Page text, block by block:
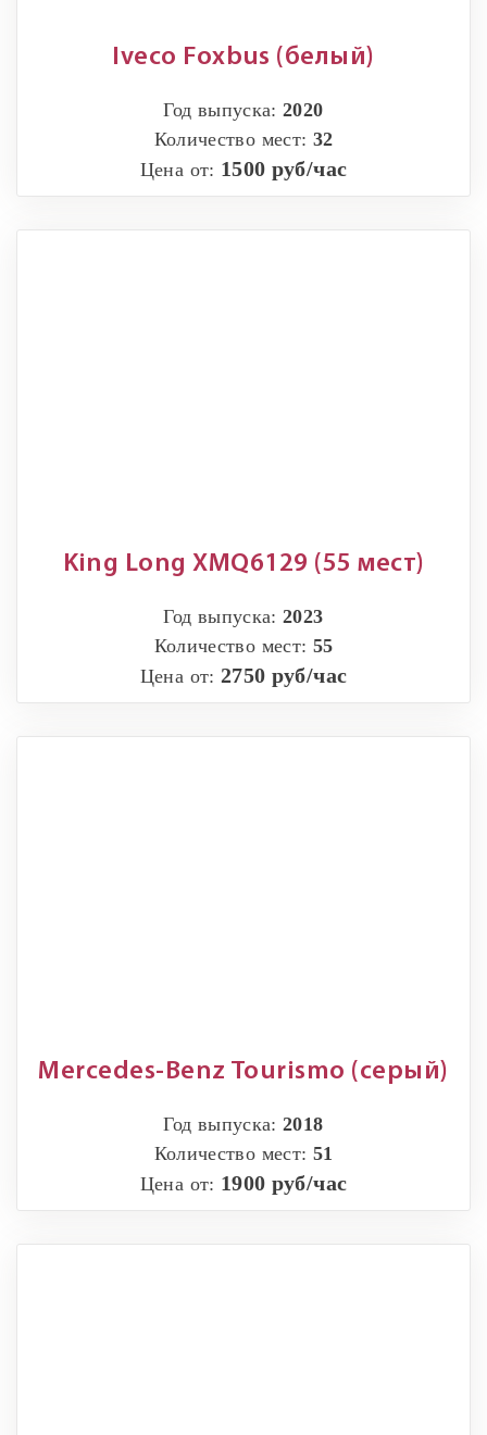
Iveco Foxbus (белый)
Год выпуска:2020
Количество мест: 32
Цена от: 1500 руб/час
King Long XMQ6129 (55 мест)
Год выпуска:2023
Количество мест: 55
Цена от: 2750 руб/час
Mercedes-Benz Tourismo (серый)
Год выпуска:2018
Количество мест: 51
Цена от: 1900 руб/час